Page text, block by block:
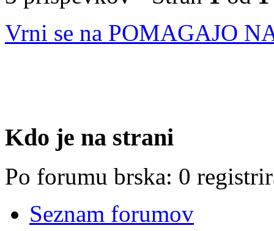
Vrni se na POMAGAJO
Kdo je na strani
Po forumu brska: 0
Seznam forumov